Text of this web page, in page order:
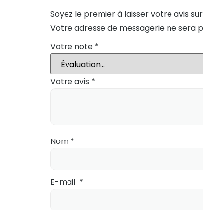
Soyez le premier à laisser votre avis sur
Votre adresse de messagerie ne sera
Votre note *
Votre avis *
Nom *
E-mail *